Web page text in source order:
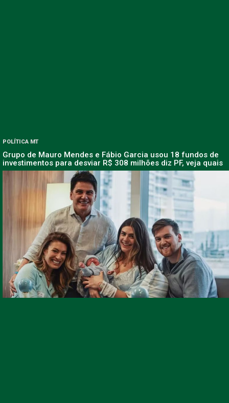
POLÍTICA MT
Grupo de Mauro Mendes e Fábio Garcia usou 18 fundos de
investimentos para desviar R$ 308 milhões diz PF, veja quais